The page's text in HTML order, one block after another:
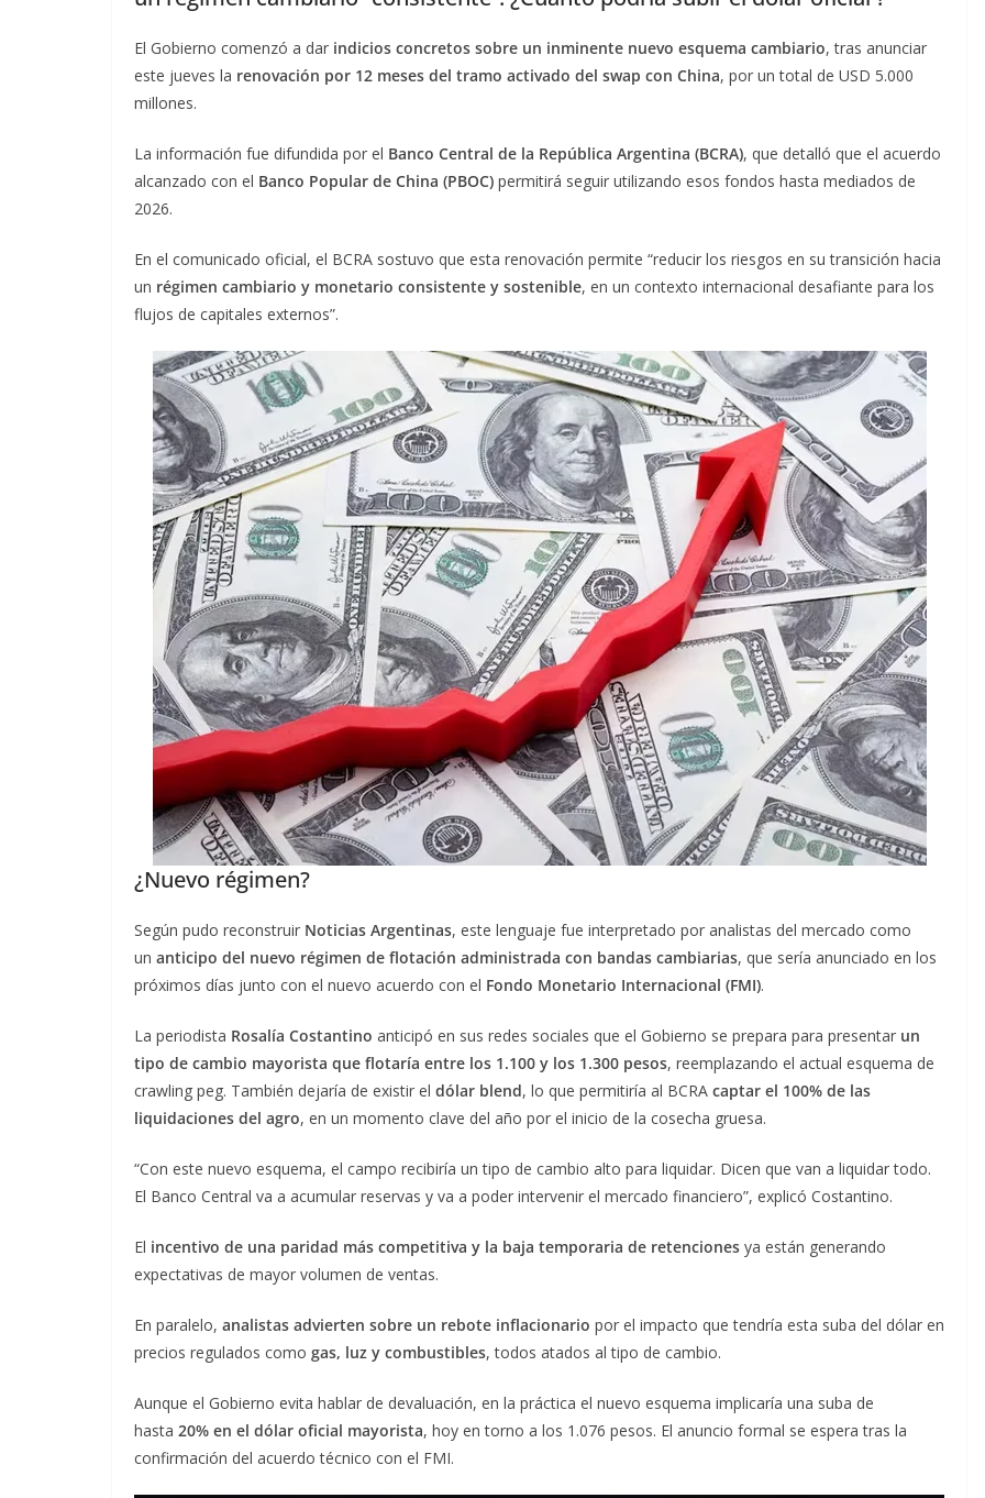
El Gobierno comenzó a dar indicios concretos sobre un inminente nuevo esquema cambiario, tras anunciar
este jueves la renovación por 12 meses del tramo activado del swap con China, por un total de USD 5.000
millones.
La información fue difundida por el Banco Central de la República Argentina (BCRA), que detalló que el acuerdo
alcanzado con el Banco Popular de China (PBOC) permitirá seguir utilizando esos fondos hasta mediados de
2026.
En el comunicado oficial, el BCRA sostuvo que esta renovación permite “reducir los riesgos en su transición hacia
un régimen cambiario y monetario consistente y sostenible, en un contexto internacional desafiante para los
flujos de capitales externos”.
¿Nuevo régimen?
Según pudo reconstruir Noticias Argentinas, este lenguaje fue interpretado por analistas del mercado como
un anticipo del nuevo régimen de flotación administrada con bandas cambiarias, que sería anunciado en los
próximos días junto con el nuevo acuerdo con el Fondo Monetario Internacional (FMI).
La periodista Rosalía Costantino anticipó en sus redes sociales que el Gobierno se prepara para presentar un
tipo de cambio mayorista que flotaría entre los 1.100 y los 1.300 pesos, reemplazando el actual esquema de
crawling peg. También dejaría de existir el dólar blend, lo que permitiría al BCRA captar el 100% de las
liquidaciones del agro, en un momento clave del año por el inicio de la cosecha gruesa.
“Con este nuevo esquema, el campo recibiría un tipo de cambio alto para liquidar. Dicen que van a liquidar todo.
El Banco Central va a acumular reservas y va a poder intervenir el mercado financiero”, explicó Costantino.
El incentivo de una paridad más competitiva y la baja temporaria de retenciones ya están generando
expectativas de mayor volumen de ventas.
En paralelo, analistas advierten sobre un rebote inflacionario por el impacto que tendría esta suba del dólar en
precios regulados como gas, luz y combustibles, todos atados al tipo de cambio.
Aunque el Gobierno evita hablar de devaluación, en la práctica el nuevo esquema implicaría una suba de
hasta 20% en el dólar oficial mayorista, hoy en torno a los 1.076 pesos. El anuncio formal se espera tras la
confirmación del acuerdo técnico con el FMI.